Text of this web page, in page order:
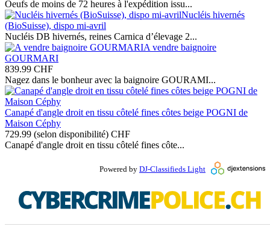
Oeufs de moins de 72 heures à l'expédition issu...
Nucléis hivernés
(BioSuisse), dispo mi-avril
Nucléis DB hivernés, reines Carnica d’élevage 2...
A vendre baignoire
GOURMARI
839.99 CHF
Nagez dans le bonheur avec la baignoire GOURAMI...
Canapé d'angle droit en tissu côtelé fines côtes beige POGNI de
Maison Céphy
729.99 (selon disponibilité) CHF
Canapé d'angle droit en tissu côtelé fines côte...
Powered by DJ-Classifieds Light